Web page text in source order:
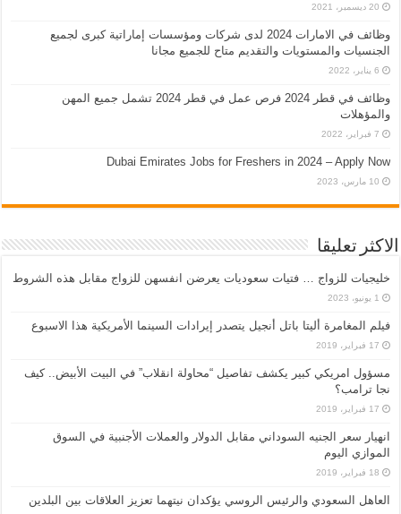
20 ديسمبر، 2021
وظائف في الامارات 2024 لدى شركات ومؤسسات إماراتية كبرى لجميع
الجنسيات والمستويات والتقديم متاح للجميع مجانا
6 يناير، 2022
وظائف في قطر 2024 فرص عمل في قطر 2024 تشمل جميع المهن
والمؤهلات
7 فبراير، 2022
Dubai Emirates Jobs for Freshers in 2024 – Apply Now
10 مارس، 2023
الاكثر تعليقا
خليجيات للزواج … فتيات سعوديات يعرضن انفسهن للزواج مقابل هذه الشروط
1 يونيو، 2023
فيلم المغامرة أليتا‭ ‬باتل أنجيل يتصدر إيرادات السينما الأمريكية هذا الاسبوع
17 فبراير، 2019
مسؤول امريكي كبير يكشف تفاصيل “محاولة انقلاب” في البيت الأبيض.. كيف
نجا ترامب؟
17 فبراير، 2019
انهيار سعر الجنيه السوداني مقابل الدولار والعملات الأجنبية في السوق
الموازي اليوم
18 فبراير، 2019
العاهل السعودي والرئيس الروسي يؤكدان نيتهما تعزيز العلاقات بين البلدين